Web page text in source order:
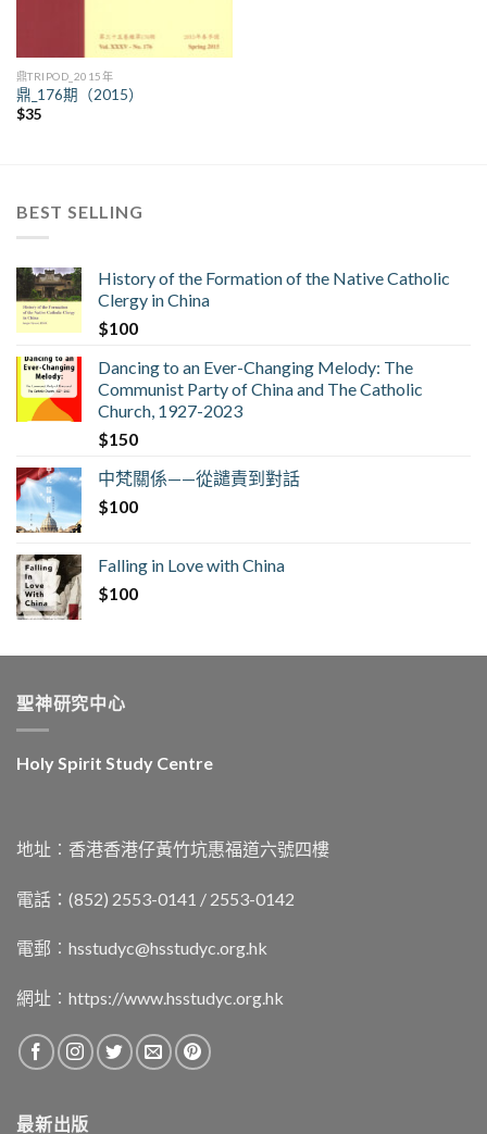
鼎TRIPOD_2015年
鼎_176期（2015）
$35
BEST SELLING
History of the Formation of the Native Catholic
Clergy in China
$100
Dancing to an Ever-Changing Melody: The
Communist Party of China and The Catholic
Church, 1927-2023
$150
中梵關係——從譴責到對話
$100
Falling in Love with China
$100
聖神研究中心
Holy Spirit Study Centre
地址︰香港香港仔黃竹坑惠福道六號四樓
電話：(852) 2553-0141 / 2553-0142
電郵︰ hsstudyc@hsstudyc.org.hk
網址︰ https://www.hsstudyc.org.hk
最新出版